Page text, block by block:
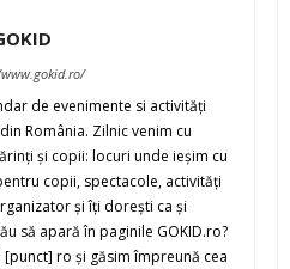
de evenimente si activităţi
România. Zilnic venim cu
şi copii: locuri unde ieşim cu
copii, spectacole, activităţi
şi îţi doreşti ca şi
să apară în paginile GOKID.ro?
[punct] ro şi găsim împreună cea